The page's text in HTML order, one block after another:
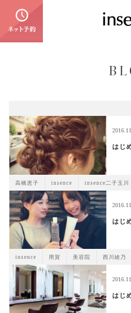
はじ
高橋恵子 insence insence二子玉川
はじ
insence 用賀 美容院 西川綾乃
はじ